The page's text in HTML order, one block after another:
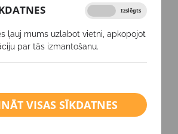
līdzekļi
mēslošanas
Izslēgts
ļauj mums uzlabot vietni, apkopojot
par tās izmantošanu.
VISAS SĪKDATNES